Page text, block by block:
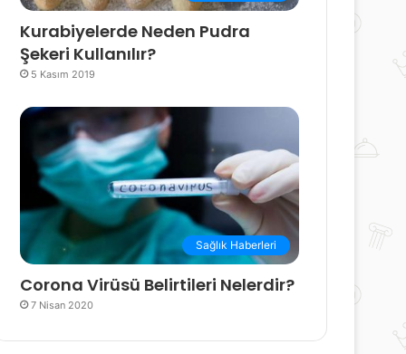
Kurabiyelerde Neden Pudra
Şekeri Kullanılır?
5 Kasım 2019
Sağlık Haberleri
Corona Virüsü Belirtileri Nelerdir?
7 Nisan 2020